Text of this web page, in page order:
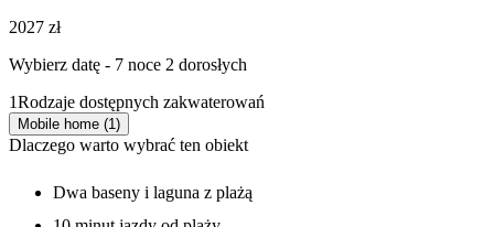
2027 zł
Wybierz datę - 7 noce 2 dorosłych
1Rodzaje dostępnych zakwaterowań
Mobile home (1)
Dlaczego warto wybrać ten obiekt
Dwa baseny i laguna z plażą